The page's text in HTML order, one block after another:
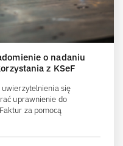
o nadaniu
z KSeF
się
uprawnienie do
za pomocą